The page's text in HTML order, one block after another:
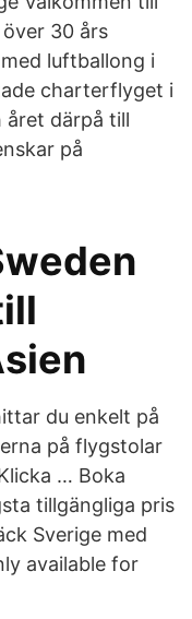
30 års
luftballong i
charterflyget i
året därpå till
på
du enkelt på
på flygstolar
… Boka
tillgängliga pris
Sverige med
available for